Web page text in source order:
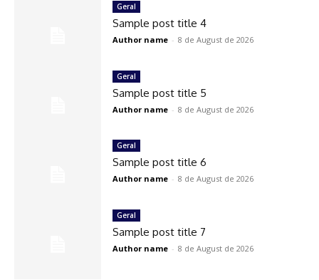
Geral
Sample post title 4
Author name - 8 de August de 2026
Geral
Sample post title 5
Author name - 8 de August de 2026
Geral
Sample post title 6
Author name - 8 de August de 2026
Geral
Sample post title 7
Author name - 8 de August de 2026